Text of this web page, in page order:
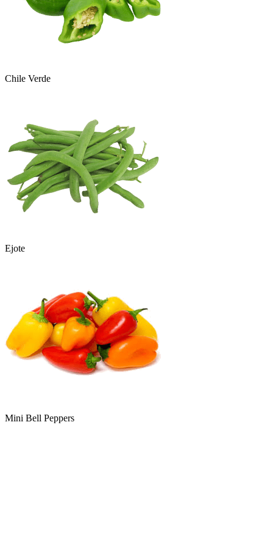
Chile Verde
Ejote
Mini Bell Peppers